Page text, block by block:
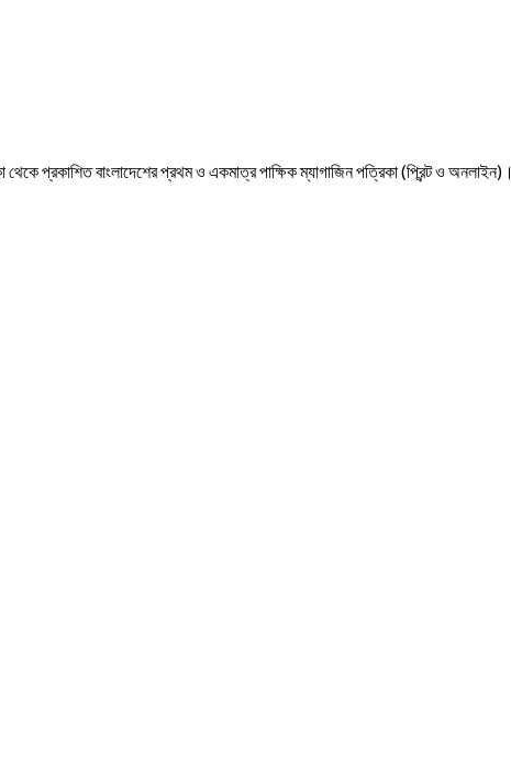
থেকে প্রকাশিত বাংলাদেশের প্রথম ও একমাত্র পাক্ষিক ম্যাগাজিন পত্রিকা (প্রিন্ট ও অনলাইন)।